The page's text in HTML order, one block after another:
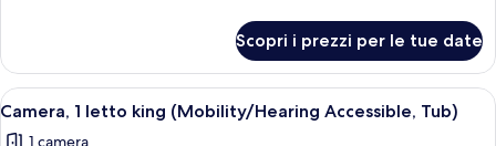
queen
2
letti
queen
Scopri i prezzi per le tue date
Apri
tutte
Camera d'albergo con letto,
7
Camera, 1 letto king (Mobility/Hearing Accessible, Tub)
1 camera